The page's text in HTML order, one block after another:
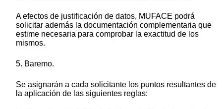
A efectos de justificación de datos, MUFACE podrá
solicitar además la documentación complementaria que
estime necesaria para comprobar la exactitud de los
mismos.
5. Baremo.
Se asignarán a cada solicitante los puntos resultantes de
la aplicación de las siguientes reglas: